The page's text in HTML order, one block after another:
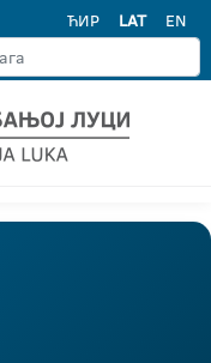
ЋИР LAT EN